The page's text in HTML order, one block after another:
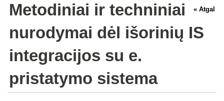
« Atgal
Metodiniai ir techniniai
nurodymai dėl išorinių IS
integracijos su e.
pristatymo sistema